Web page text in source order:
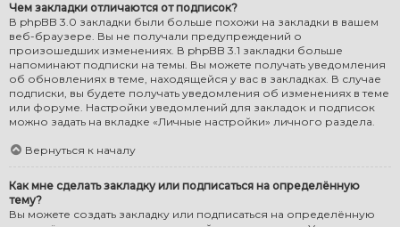
Чем закладки отличаются от подписок?
В phpBB 3.0 закладки были больше похожи на закладки в вашем
веб-браузере. Вы не получали предупреждений о
произошедших изменениях. В phpBB 3.1 закладки больше
напоминают подписки на темы. Вы можете получать уведомления
об обновлениях в теме, находящейся у вас в закладках. В случае
подписки, вы будете получать уведомления об изменениях в теме
или форуме. Настройки уведомлений для закладок и подписок
можно задать на вкладке «Личные настройки» личного раздела.
Вернуться к началу
Как мне сделать закладку или подписаться на определённую
тему?
Вы можете создать закладку или подписаться на определённую